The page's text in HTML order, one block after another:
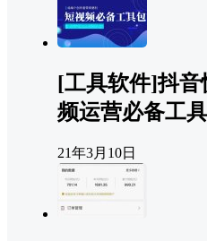
[工具软件]抖音
频运营必备工
21年3月10日